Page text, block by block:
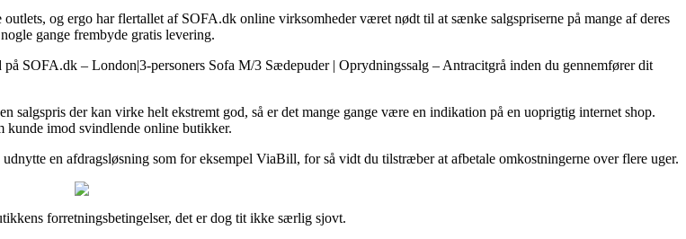
og ergo har flertallet af SOFA.dk online virksomheder været nødt til at sænke salgspriserne på mange af deres
gange frembyde gratis levering.
SOFA.dk – London|3-personers Sofa M/3 Sædepuder | Oprydningssalg – Antracitgrå inden du gennemfører dit
der kan virke helt ekstremt god, så er det mange gange være en indikation på en uoprigtig internet shop.
kunde imod svindlende online butikker.
en afdragsløsning som for eksempel ViaBill, for så vidt du tilstræber at afbetale omkostningerne over flere uger.
forretningsbetingelser, det er dog tit ikke særlig sjovt.